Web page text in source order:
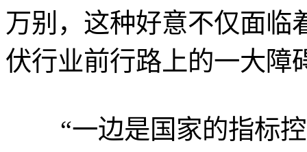
万别，这种好意不仅面临
伏行业前行路上的一大障
“一边是国家的指标控